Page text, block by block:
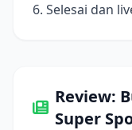
6. Selesai dan
Review:
Super